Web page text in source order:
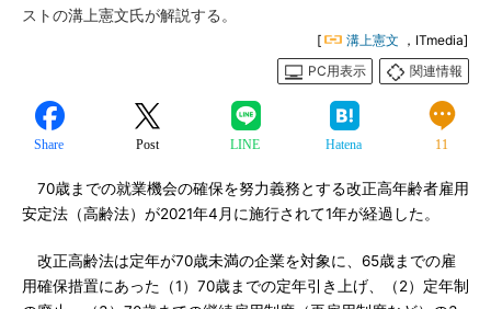
ストの溝上憲文氏が解説する。
[ 溝上憲文 ，ITmedia]
PC用表示
関連情報
Share Post LINE Hatena 11
70歳までの就業機会の確保を努力義務とする改正高年齢者雇用
安定法（高齢法）が2021年4月に施行されて1年が経過した。
改正高齢法は定年が70歳未満の企業を対象に、65歳までの雇
用確保措置にあった（1）70歳までの定年引き上げ、（2）定年制